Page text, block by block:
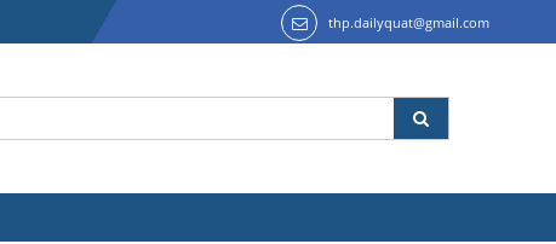
thp.dailyquat@gmail.com